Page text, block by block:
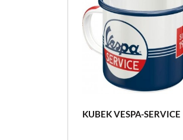
KUBEK VESPA-SERVICE